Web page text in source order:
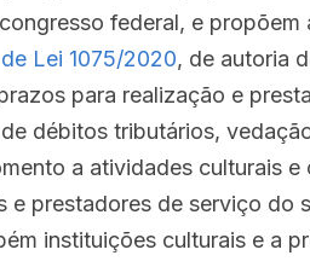
federal, e
Lei 1075/2020, de autoria
para realização e
débitos tributários,
a atividades culturais e
e prestadores de serviço do
instituições culturais e a